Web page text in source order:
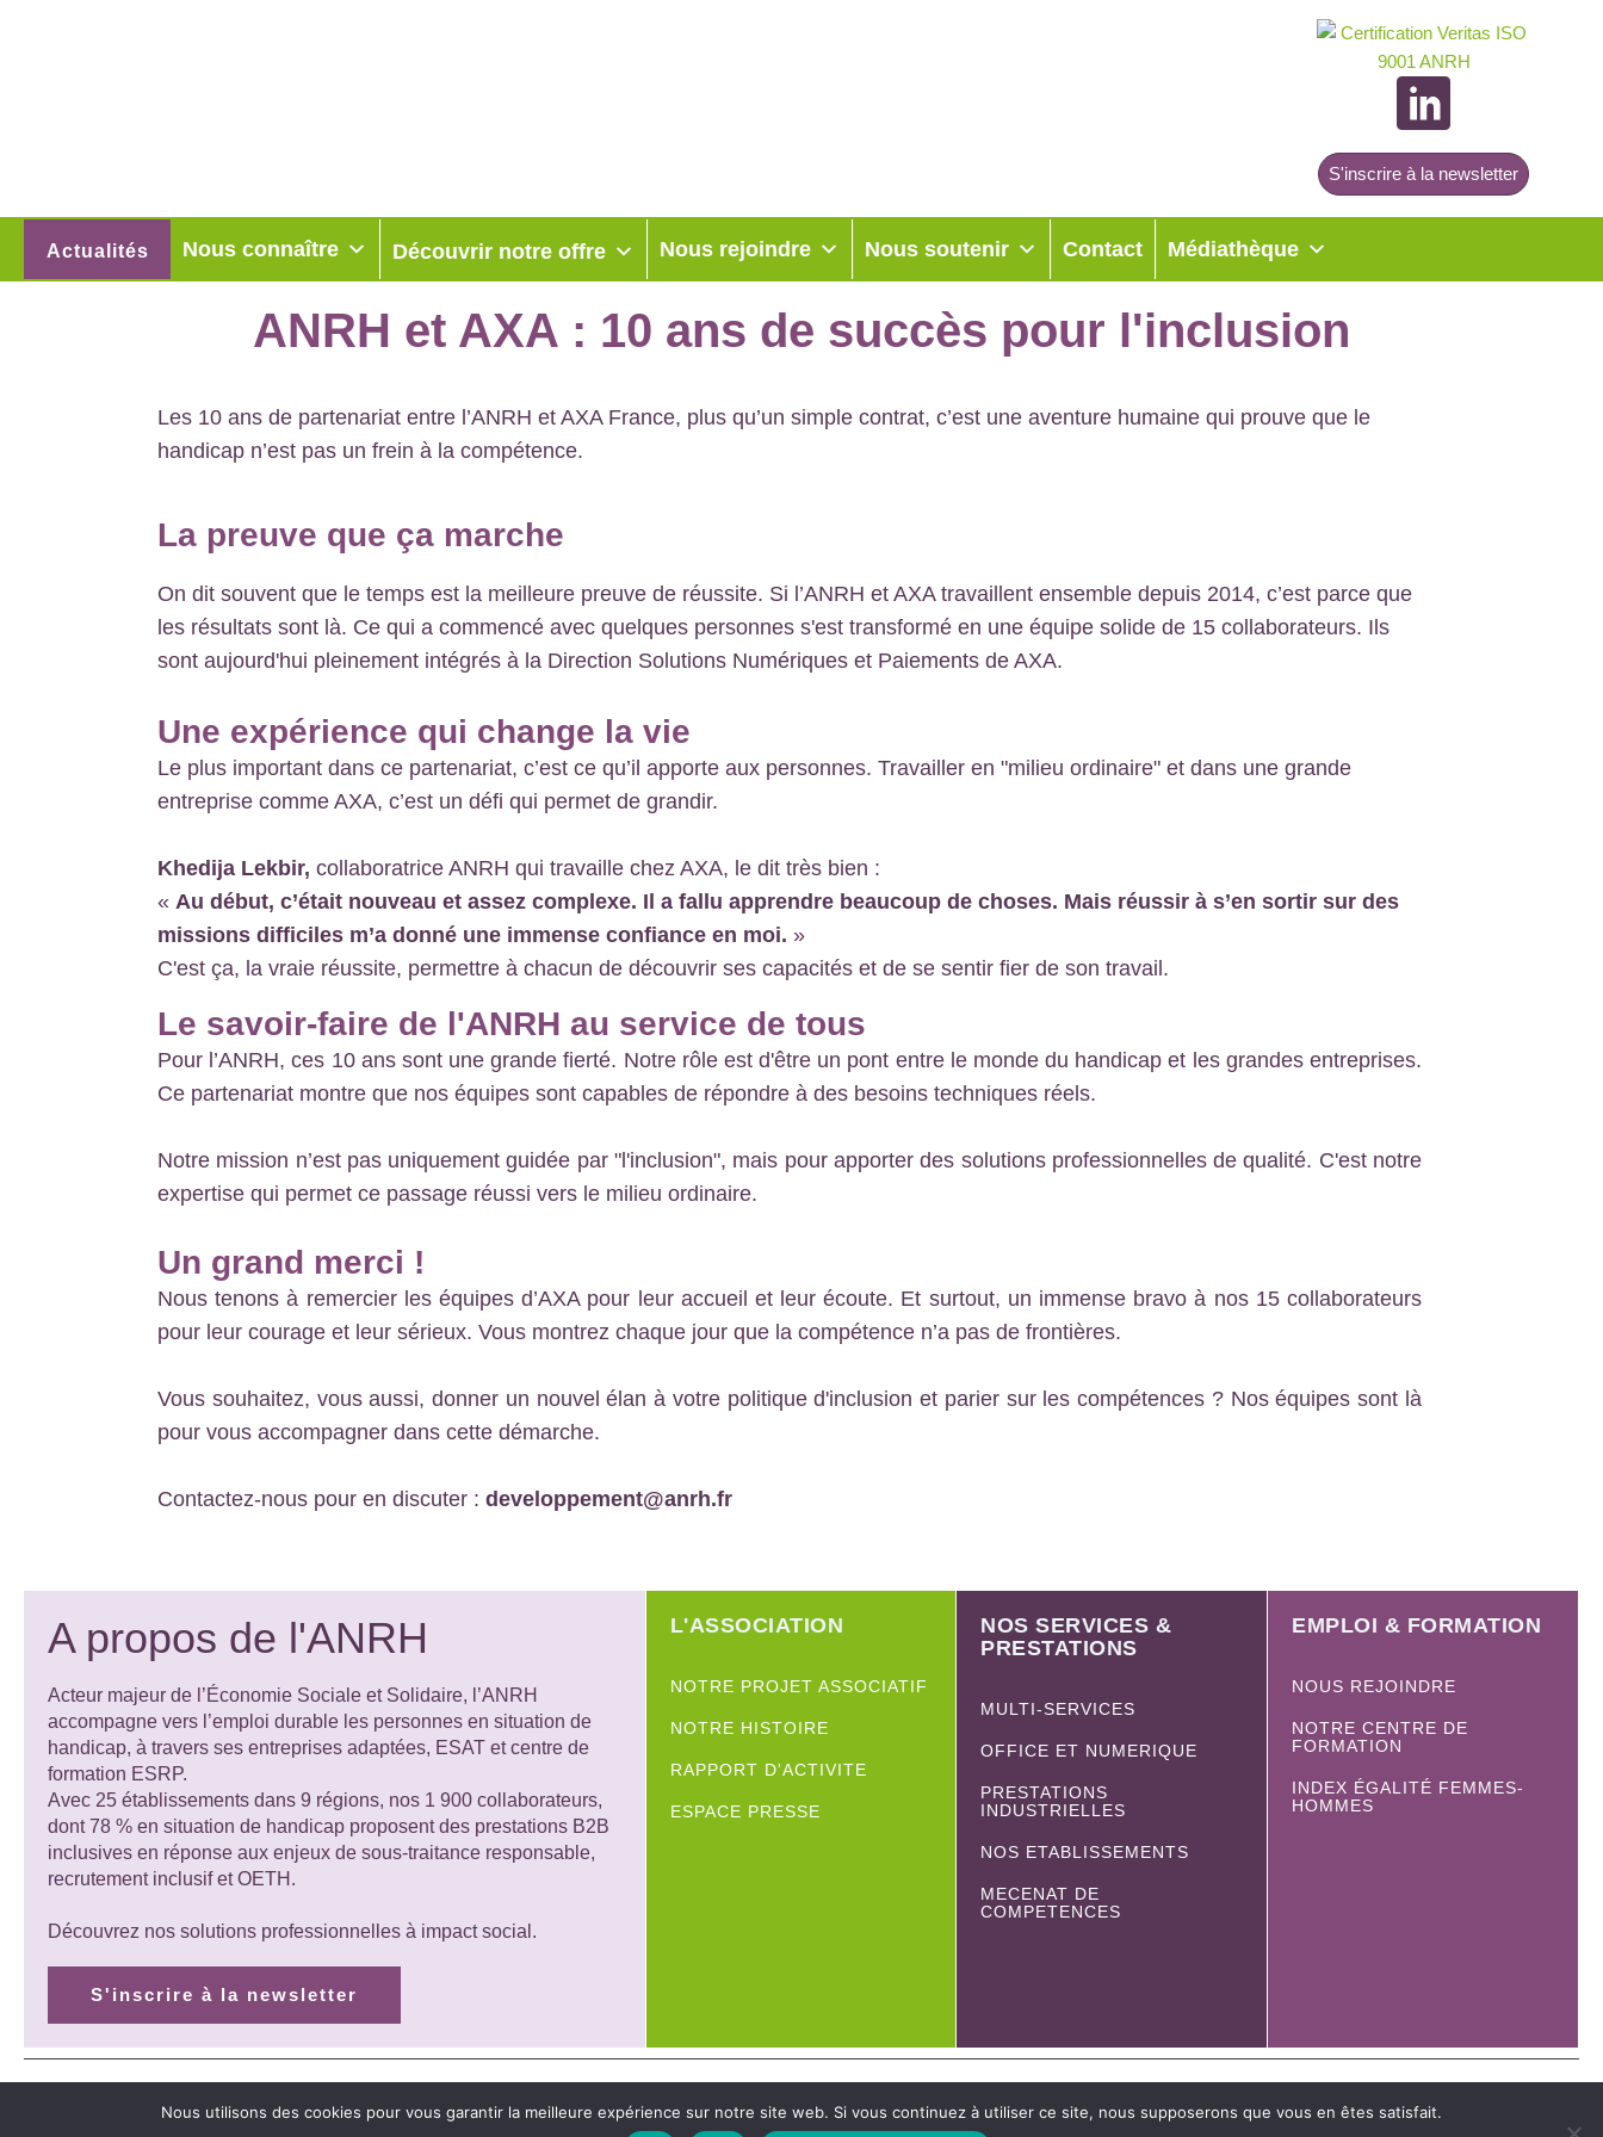
S'inscrire à la newsletter
Actualités Nous connaître Découvrir notre offre Nous rejoindre Nous soutenir Contact Médiathèque
ANRH et AXA : 10 ans de succès pour l'inclusion
Les 10 ans de partenariat entre l’ANRH et AXA France, plus qu’un simple contrat, c’est une aventure humaine qui prouve que le
handicap n’est pas un frein à la compétence.
La preuve que ça marche
On dit souvent que le temps est la meilleure preuve de réussite. Si l’ANRH et AXA travaillent ensemble depuis 2014, c’est parce que
les résultats sont là. Ce qui a commencé avec quelques personnes s'est transformé en une équipe solide de 15 collaborateurs. Ils
sont aujourd'hui pleinement intégrés à la Direction Solutions Numériques et Paiements de AXA.
Une expérience qui change la vie
Le plus important dans ce partenariat, c’est ce qu’il apporte aux personnes. Travailler en "milieu ordinaire" et dans une grande
entreprise comme AXA, c’est un défi qui permet de grandir.
Khedija Lekbir, collaboratrice ANRH qui travaille chez AXA, le dit très bien :
« Au début, c’était nouveau et assez complexe. Il a fallu apprendre beaucoup de choses. Mais réussir à s’en sortir sur des
missions difficiles m’a donné une immense confiance en moi. »
C'est ça, la vraie réussite, permettre à chacun de découvrir ses capacités et de se sentir fier de son travail.
Le savoir-faire de l'ANRH au service de tous
Pour l’ANRH, ces 10 ans sont une grande fierté. Notre rôle est d'être un pont entre le monde du handicap et les grandes entreprises.
Ce partenariat montre que nos équipes sont capables de répondre à des besoins techniques réels.
Notre mission n’est pas uniquement guidée par "l'inclusion", mais pour apporter des solutions professionnelles de qualité. C'est notre
expertise qui permet ce passage réussi vers le milieu ordinaire.
Un grand merci !
Nous tenons à remercier les équipes d’AXA pour leur accueil et leur écoute. Et surtout, un immense bravo à nos 15 collaborateurs
pour leur courage et leur sérieux. Vous montrez chaque jour que la compétence n’a pas de frontières.
Vous souhaitez, vous aussi, donner un nouvel élan à votre politique d'inclusion et parier sur les compétences ? Nos équipes sont là
pour vous accompagner dans cette démarche.
Contactez-nous pour en discuter : developpement@anrh.fr
A propos de l'ANRH
Acteur majeur de l’Économie Sociale et Solidaire, l’ANRH
accompagne vers l’emploi durable les personnes en situation de
handicap, à travers ses entreprises adaptées, ESAT et centre de
formation ESRP.
Avec 25 établissements dans 9 régions, nos 1 900 collaborateurs,
dont 78 % en situation de handicap proposent des prestations B2B
inclusives en réponse aux enjeux de sous-traitance responsable,
recrutement inclusif et OETH.
Découvrez nos solutions professionnelles à impact social.
S'inscrire à la newsletter
L'ASSOCIATION
NOTRE PROJET ASSOCIATIF
NOTRE HISTOIRE
RAPPORT D'ACTIVITE
ESPACE PRESSE
NOS SERVICES &
PRESTATIONS
MULTI-SERVICES
OFFICE ET NUMERIQUE
PRESTATIONS
INDUSTRIELLES
NOS ETABLISSEMENTS
MECENAT DE
COMPETENCES
EMPLOI & FORMATION
NOUS REJOINDRE
NOTRE CENTRE DE
FORMATION
INDEX ÉGALITÉ FEMMES-
HOMMES
Mentions légales Plan du site Dispositif d'alerte
Nous utilisons des cookies pour vous garantir la meilleure expérience sur notre site web. Si vous continuez à utiliser ce site, nous supposerons que vous en êtes satisfait.